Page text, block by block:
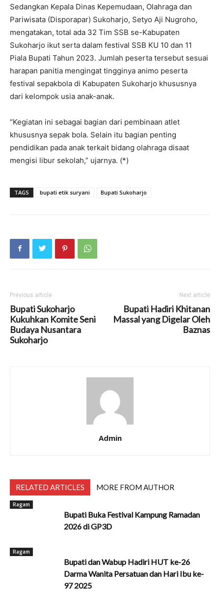
Sedangkan Kepala Dinas Kepemudaan, Olahraga dan
Pariwisata (Disporapar) Sukoharjo, Setyo Aji Nugroho,
mengatakan, total ada 32 Tim SSB se-Kabupaten
Sukoharjo ikut serta dalam festival SSB KU 10 dan 11
Piala Bupati Tahun 2023. Jumlah peserta tersebut sesuai
harapan panitia mengingat tingginya animo peserta
festival sepakbola di Kabupaten Sukoharjo khususnya
dari kelompok usia anak-anak.
“Kegiatan ini sebagai bagian dari pembinaan atlet
khususnya sepak bola. Selain itu bagian penting
pendidikan pada anak terkait bidang olahraga disaat
mengisi libur sekolah,” ujarnya. (*)
TAGS bupati etik suryani Bupati Sukoharjo
Previous article
Bupati Sukoharjo
Kukuhkan Komite Seni
Budaya Nusantara
Sukoharjo
Next article
Bupati Hadiri Khitanan
Massal yang Digelar Oleh
Baznas
Admin
RELATED ARTICLES MORE FROM AUTHOR
Ragam
Bupati Buka Festival Kampung Ramadan
2026 di GP3D
Ragam
Bupati dan Wabup Hadiri HUT ke-26
Darma Wanita Persatuan dan Hari Ibu ke-
97 2025